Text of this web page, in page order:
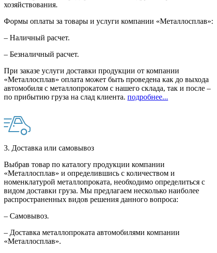
хозяйствования.
Формы оплаты за товары и услуги компании «Металлосплав»:
– Наличный расчет.
– Безналичный расчет.
При заказе услуги доставки продукции от компании
«Металлосплав» оплата может быть проведена как до выхода
автомобиля с металлопрокатом с нашего склада, так и после –
по прибытию груза на слад клиента. подробнее...
3. Доставка или самовывоз
Выбрав товар по каталогу продукции компании
«Металлосплав» и определившись с количеством и
номенклатурой металлопроката, необходимо определиться с
видом доставки груза. Мы предлагаем несколько наиболее
распространенных видов решения данного вопроса:
– Самовывоз.
– Доставка металлопроката автомобилями компании
«Металлосплав».